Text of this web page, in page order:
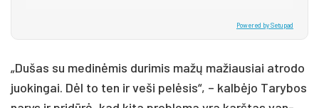
Powered by Setupad
„Du­šas su me­di­nė­mis du­ri­mis ma­žų ma­žiau­siai at­ro­do
juo­kin­gai. Dėl to ten ir ve­ši pe­lė­sis“, – kal­bė­jo Ta­ry­bos